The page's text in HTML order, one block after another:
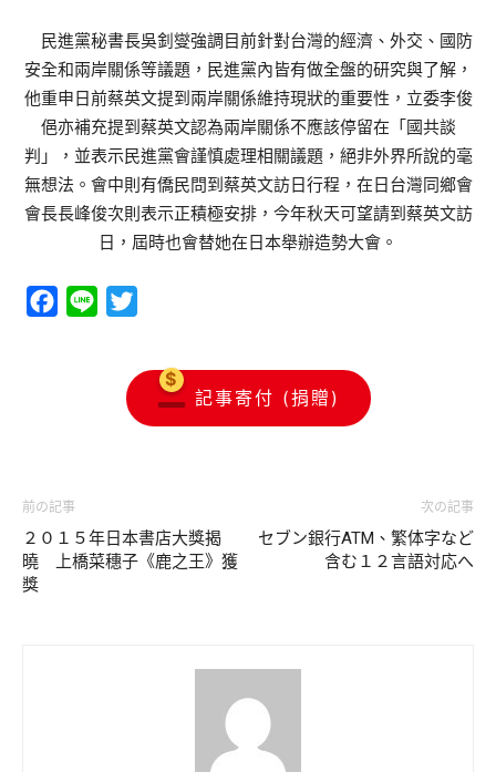
民進黨秘書長吳釗燮強調目前針對台灣的經濟、外交、國防
安全和兩岸關係等議題，民進黨內皆有做全盤的研究與了解，
他重申日前蔡英文提到兩岸關係維持現狀的重要性，立委李俊
俋亦補充提到蔡英文認為兩岸關係不應該停留在「國共談
判」，並表示民進黨會謹慎處理相關議題，絕非外界所說的毫
無想法。會中則有僑民問到蔡英文訪日行程，在日台灣同鄉會
會長長峰俊次則表示正積極安排，今年秋天可望請到蔡英文訪
日，屆時也會替她在日本舉辦造勢大會。
Facebook
Line
記事寄付 (捐贈)
前の記事
２０１５年日本書店大獎揭
曉 上橋菜穗子《鹿之王》獲
獎
次の記事
セブン銀行ATM、繁体字など
含む１２言語対応へ